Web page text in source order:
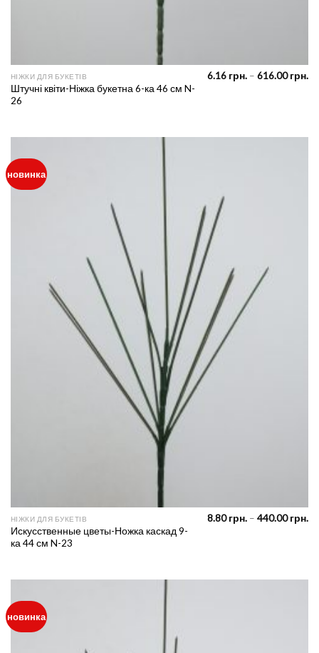
НІЖКИ ДЛЯ БУКЕТІВ
Штучні квіти-Ніжка букетна 6-ка 46 см N-
26
6.16 грн. – 616.00грн.
новинка
НІЖКИ ДЛЯ БУКЕТІВ
Искусственные цветы-Ножка каскад 9-
ка 44 см N-23
8.80грн. – 440.00грн.
новинка